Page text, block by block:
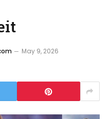
May 9, 2026